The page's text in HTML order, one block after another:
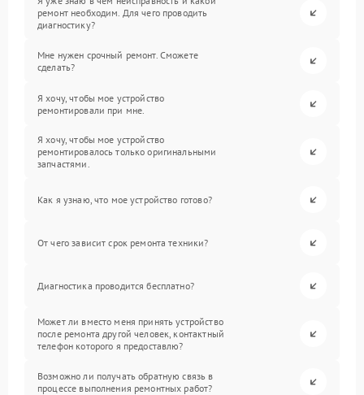
ремонт необходим. Для чего проводить
диагностику?
Мне нужен срочный ремонт. Сможете
сделать?
Я хочу, чтобы мое устройство
ремонтировали при мне.
Я хочу, чтобы мое устройство
ремонтировалось только оригинальными
запчастями.
Как я узнаю, что мое устройство готово?
От чего зависит срок ремонта техники?
Диагностика проводится бесплатно?
Может ли вместо меня принять устройство
после ремонта другой человек, контактный
телефон которого я предоставлю?
Возможно ли получать обратную связь в
процессе выполнения ремонтных работ?